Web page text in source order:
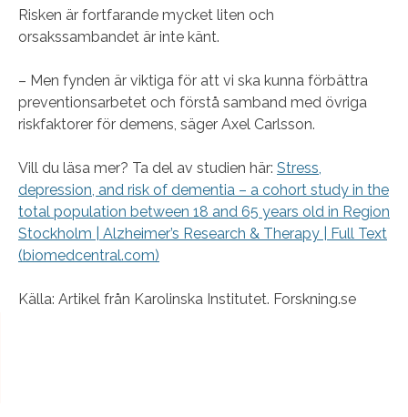
Risken är fortfarande mycket liten och
orsakssambandet är inte känt.
– Men fynden är viktiga för att vi ska kunna förbättra
preventionsarbetet och förstå samband med övriga
riskfaktorer för demens, säger Axel Carlsson.
Vill du läsa mer? Ta del av studien här: Stress,
depression, and risk of dementia – a cohort study in the
total population between 18 and 65 years old in Region
Stockholm | Alzheimer’s Research & Therapy | Full Text
(biomedcentral.com)
Källa: Artikel från Karolinska Institutet. Forskning.se